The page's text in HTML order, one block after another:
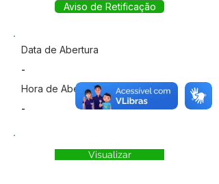
Aviso de Retificação
Data de Abertura
-
Hora de Abertura
-
Visualizar